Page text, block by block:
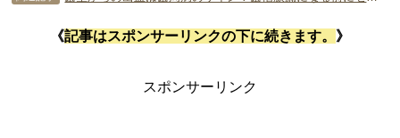
《記事はスポンサーリンクの下に続きます。 》
スポンサーリンク